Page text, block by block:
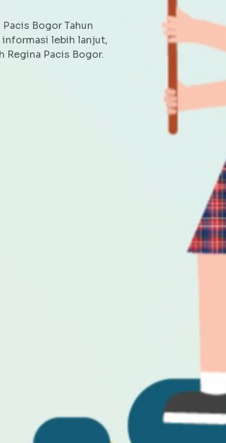
Bogor Tahun
lebih lanjut,
Regina Pacis Bogor.